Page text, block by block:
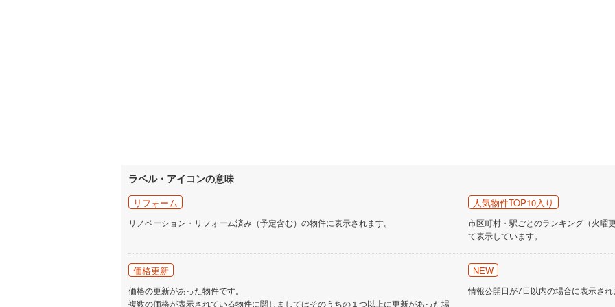
ラベル・アイコンの意味
リフォーム
リノベーション・リフォーム済み（予定含む）の物件に表示されます。
人気物件TOP10入り
市区町村・駅ごとのランキング（火曜
て表示しています。
価格更新
価格の更新があった物件です。
複数の価格が表示されている物件に関しましてはそのうちの１つ以上に更新があった場
NEW
情報公開日が7日以内の場合に表示さ